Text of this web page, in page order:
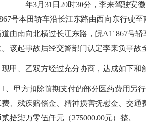
年3月31日20时30分，李来驾驶安
号本田轿车沿长江东路由西向东行驶
道由南向北横过长江东路，皖A11867号
。该起事故后经交警部门认定李来负事故
、乙双方经过充分协商，达成如下和
甲方扣除前期支付的部分医药费用另行
费、残疾赔偿金、精神损害抚慰金、交通
贰拾柒万零伍仟元（275000.00元）整。